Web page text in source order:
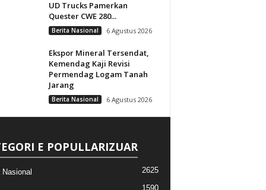
UD Trucks Pamerkan
Quester CWE 280...
Berita Nasional 6 Agustus 2026
Ekspor Mineral Tersendat,
Kemendag Kaji Revisi
Permendag Logam Tanah
Jarang
Berita Nasional 6 Agustus 2026
E POPULLARIZUAR
2625
1590